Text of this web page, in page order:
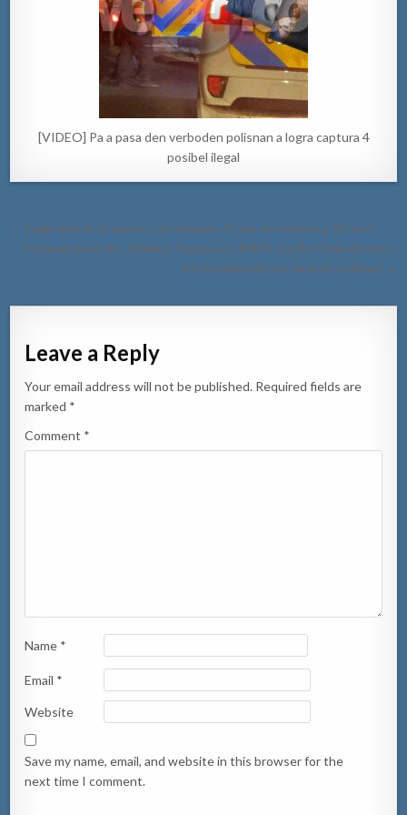
[VIDEO] Pa a pasa den verboden polisnan a logra captura 4
posibel ilegal
Post
navigation
← Eagle Beach ta yena cu turistanan, Aruba su turismo a florece!
Parlamentario drs. Shailiny Tromp-Lee (MEP): porfin Ombudsman y
Kinderombudsman birando realidad →
Leave a Reply
Your email address will not be published. Required fields are
marked *
Comment *
Name *
Email *
Website
Save my name, email, and website in this browser for the
next time I comment.